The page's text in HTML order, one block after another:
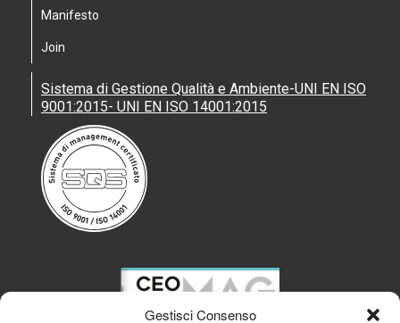
Gestisci Consenso
Manifesto
Join
Sistema di Gestione Qualità e Ambiente-UNI EN ISO
9001:2015- UNI EN ISO 14001:2015